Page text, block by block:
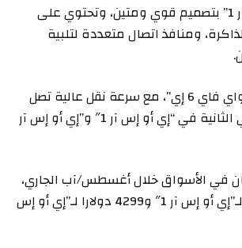
وتتميز “إي أو إس آر 1” بتصميم قوي ومتين، وتحتوي على
ومنافذ اتصال متعددة لتلبية
تدعم الكاميرتان “واي فاي 6 إي”، مع سرعة نقل عالية تصل
إلى 2.5 غيغابت في الثانية في “إي أو إس آر 1″ و”إي أو إس آر
في الأسواق خلال أغسطس/آب الجاري،
بسعر 6299 دولارا لـ”إي أو إس آر 1″ و4299 دولارا لـ”إي أو إس